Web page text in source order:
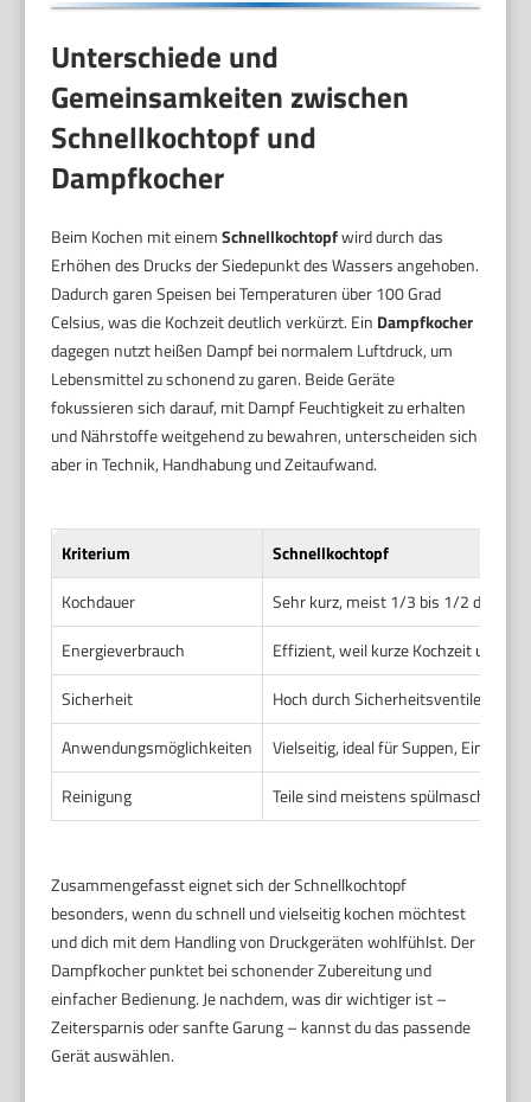
Unterschiede und
Gemeinsamkeiten zwischen
Schnellkochtopf und
Dampfkocher
Beim Kochen mit einemSchnellkochtopfwird durch das
Erhöhen des Drucks der Siedepunkt des Wassers angehoben.
Dadurch garen Speisen bei Temperaturen über 100 Grad
Celsius, was die Kochzeit deutlich verkürzt. Ein Dampfkocher
dagegen nutzt heißen Dampf bei normalem Luftdruck, um
Lebensmittel zu schonend zu garen. Beide Geräte
fokussieren sich darauf, mit Dampf Feuchtigkeit zu erhalten
und Nährstoffe weitgehend zu bewahren, unterscheiden sich
aber in Technik, Handhabung und Zeitaufwand.
Kriterium
Schnellkochtopf
Kochdauer
Sehr kurz, meist 1/3 bis 1/2 der
Energieverbrauch
Effizient, weil kurze Kochzeit und
Sicherheit
Hoch durch Sicherheitsventile und
Anwendungsmöglichkeiten
Vielseitig, ideal für Suppen,
Reinigung
Teile sind meistens
Zusammengefasst eignet sich der Schnellkochtopf
besonders, wenn du schnell und vielseitig kochen möchtest
und dich mit dem Handling von Druckgeräten wohlfühlst. Der
Dampfkocher punktet bei schonender Zubereitung und
einfacher Bedienung. Je nachdem, was dir wichtiger ist –
Zeitersparnis oder sanfte Garung – kannst du das passende
Gerät auswählen.